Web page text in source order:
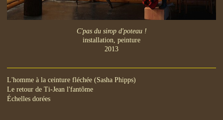
C'pas du sirop d'poteau !
installation, peinture
2013
L'homme à la ceinture fléchée (Sasha Phipps)
Le retour de Ti-Jean l'fantôme
Échelles dorées